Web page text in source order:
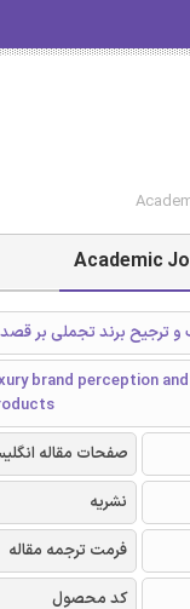
و ترجیح برند تجملی بر
brand perception
صفحات مقاله
نشریه
فرمت ترجمه مقاله
کد محصول